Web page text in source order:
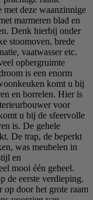
met deze waanzinnige
marmeren blad en
Denk hierbij onder
stoomoven, brede
vaatwasser etc.
opbergruimte
is een enorm
komt u bij
en borrelen. Hier is
voor
u bij de sfeervolle
is. De gehele
De trap, de beperkt
was meubelen in
en
mooi één geheel.
de eerste verdieping.
op door het grote raam